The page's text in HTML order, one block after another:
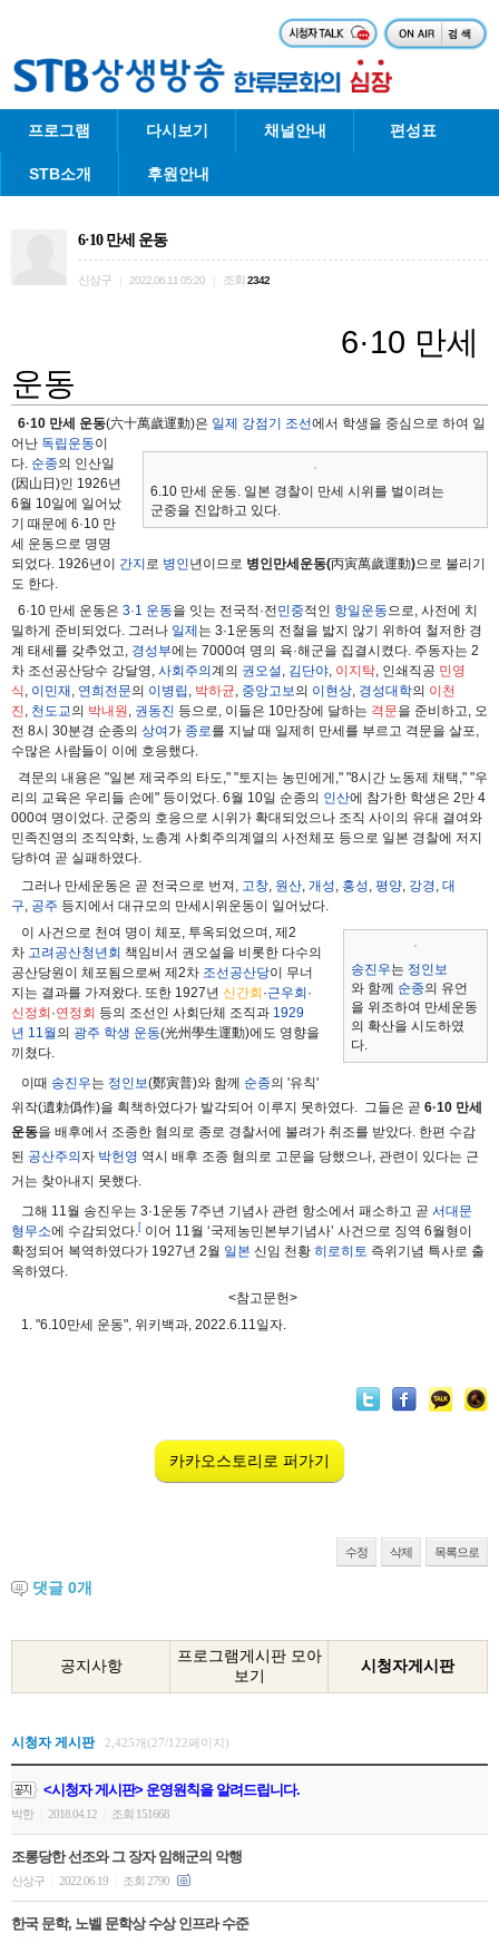
프로그램 다시보기 채널안내 편성표
STB소개 후원안내
6·10 만세 운동
신상구 2022.06.11 05:20 조회 2342
6·10 만세
운동
6.10 만세 운동. 일본 경찰이 만세 시위를 벌이려는
군중을 진압하고 있다.
6·10 만세 운동(六十萬歲運動)은 일제 강점기 조선에서 학생을 중심으로 하여 일
어난 독립운동이
다. 순종의 인산일
(因山日)인 1926년
6월 10일에 일어났
기 때문에 6·10 만
세 운동으로 명명
되었다. 1926년이 간지 로 병인년이므로 병인만세운동(丙寅萬歲運動)으로 불리기
도 한다.
6·10 만세 운동은 3·1 운동을 잇는 전국적·전 민중적인 항일운동으로, 사전에 치
밀하게 준비되었다. 그러나 일제 는 3·1운동의 전철을 밟지 않기 위하여 철저한 경
계 태세를 갖추었고, 경성부에는 7000여 명의 육·해군을 집결시켰다. 주동자는 2
차 조선공산당수 강달영, 사회주의 계의 권오설 , 김단야, 이지탁, 인쇄직공 민영
식 , 이민재 , 연희전문의 이병립 , 박하균, 중앙고보의 이현상, 경성대학의 이천
진 , 천도교의 박내원 , 권동진 등으로, 이들은 10만장에 달하는 격문을 준비하고, 오
전 8시 30분경 순종의 상여 가 종로를 지날 때 일제히 만세를 부르고 격문을 살포,
수많은 사람들이 이에 호응했다.
격문의 내용은 "일본 제국주의 타도," "토지는 농민에게," "8시간 노동제 채택," "우
리의 교육은 우리들 손에" 등이었다. 6월 10일 순종의 인산에 참가한 학생은 2만 4
000여 명이었다. 군중의 호응으로 시위가 확대되었으나 조직 사이의 유대 결여와
민족진영의 조직약화, 노총계 사회주의계열의 사전체포 등으로 일본 경찰에 저지
당하여 곧 실패하였다.
그러나 만세운동은 곧 전국으로 번져,
고창 원산 개성 홍성 평양 강경 대
구 공주 등지에서 대규모의 만세시위운동이 일어났다.
송진우는 정인보
와 함께 순종의 유언
을 위조하여 만세운동
의 확산을 시도하였
다.
이 사건으로 천여 명이 체포, 투옥되었으며, 제2
차 고려공산청년회 책임비서 권오설을 비롯한 다수의
공산당원이 체포됨으로써 제2차 조선공산당이 무너
지는 결과를 가져왔다. 또한 1927년 신간회·근우회·
신정회·연정회 등의 조선인 사회단체 조직과 1929
년 11월의 광주 학생 운동(光州學生運動)에도 영향을
끼쳤다.
이때 송진우는 정인보(鄭寅普)와 함께 순종의 '유칙'
위작(遺勅僞作)을 획책하였다가 발각되어 이루지 못하였다.
그들은 곧 6·10 만세
운동을 배후에서 조종한 혐의로 종로 경찰서에 불려가 취조를 받았다. 한편 수감
된 공산주의자 박헌영 역시 배후 조종 혐의로 고문을 당했으나, 관련이 있다는 근
거는 찾아내지 못했다.
그해 11월 송진우는 3·1운동 7주년 기념사 관련 항소에서 패소하고 곧 서대문
형무소에 수감되었다. [ 이어 11월 ‘국제농민본부기념사’ 사건으로 징역 6월형이
확정되어 복역하였다가 1927년 2월 일본 신임 천황 히로히토 즉위기념 특사로 출
옥하였다.
<참고문헌>
1. "6.10만세 운동", 위키백과, 2022.6.11일자.
카카오스토리로 퍼가기
수정 삭제 목록으로
댓글 0개
공지사항
프로그램게시판 모아
보기
시청자게시판
시청자 게시판 2,425개(27/122페이지)
<시청자 게시판> 운영원칙을 알려드립니다.
박한 2018.04.12 조회 151668
조롱당한 선조와 그 장자 임해군의 악행
신상구 2022.06.19 조회 2790
한국 문학, 노벨 문학상 수상 인프라 수준